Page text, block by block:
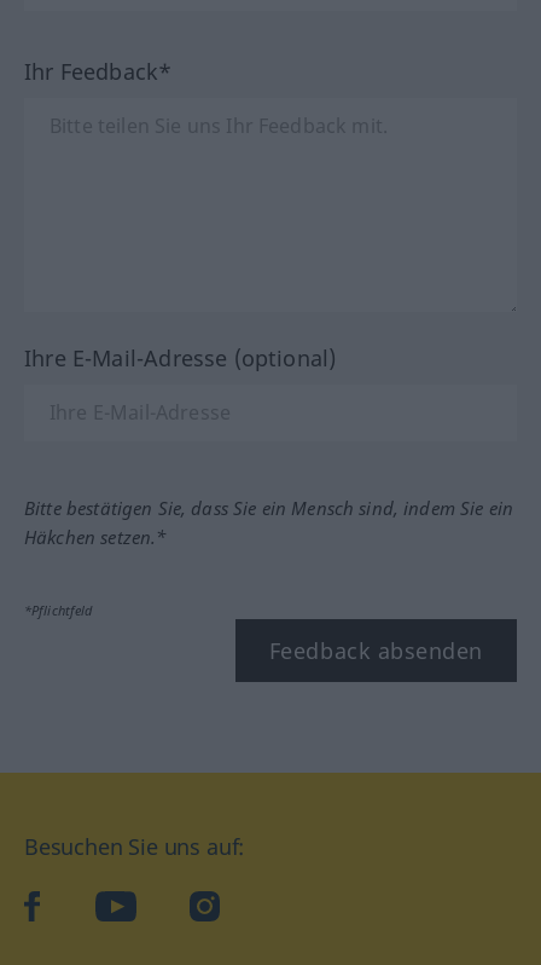
Ihr Feedback*
Ihre E-Mail-Adresse (optional)
Bitte bestätigen Sie, dass Sie ein Mensch sind, indem Sie ein
Häkchen setzen.*
*Pflichtfeld
Feedback absenden
Besuchen Sie uns auf:
facebookYouTube Instagram